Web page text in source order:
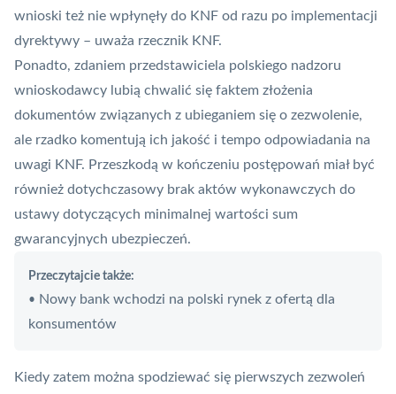
wnioski też nie wpłynęły do KNF od razu po implementacji
dyrektywy – uważa rzecznik KNF.
Ponadto, zdaniem przedstawiciela polskiego nadzoru
wnioskodawcy lubią chwalić się faktem złożenia
dokumentów związanych z ubieganiem się o zezwolenie,
ale rzadko komentują ich jakość i tempo odpowiadania na
uwagi KNF. Przeszkodą w kończeniu postępowań miał być
również dotychczasowy brak aktów wykonawczych do
ustawy dotyczących minimalnej wartości sum
gwarancyjnych ubezpieczeń.
Przeczytajcie także:
• Nowy bank wchodzi na polski rynek z ofertą dla
konsumentów
Kiedy zatem można spodziewać się pierwszych zezwoleń